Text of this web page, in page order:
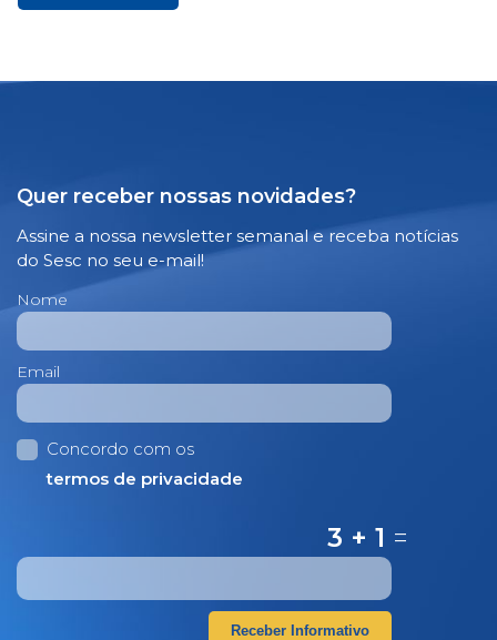
Quer receber nossas novidades?
Assine a nossa newsletter semanal e receba notícias
do Sesc no seu e-mail!
Nome
Email
Concordo com os
termos de privacidade
3 + 1 =
Receber Informativo